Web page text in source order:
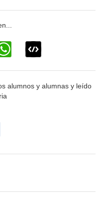
alumnos y alumnas y leído